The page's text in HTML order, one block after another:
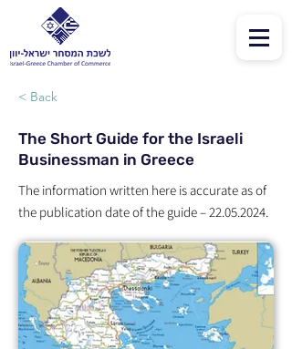
< Back
The Short Guide for the Israeli
Businessman in Greece
The information written here is accurate as of
the publication date of the guide –22.05.2024.